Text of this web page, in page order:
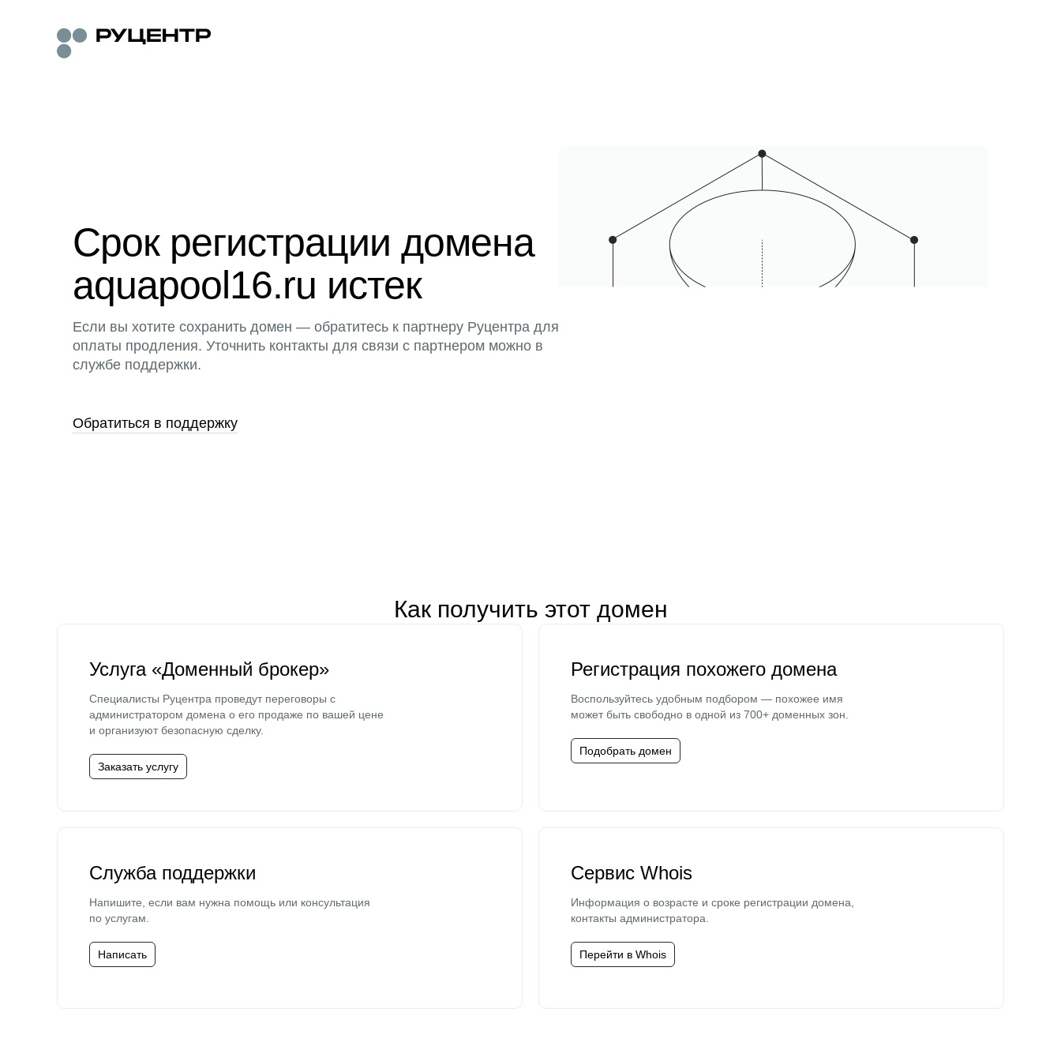
Срок регистрации домена
aquapool16.ru истек
Если вы хотите сохранить домен — обратитесь к партнеру Руцентра для
оплаты продления. Уточнить контакты для связи с партнером можно в
службе поддержки.
Обратиться в поддержку
Как получить этот домен
Услуга «Доменный брокер»
Специалисты Руцентра проведут переговоры с
администратором домена о его продаже по вашей цене
и организуют безопасную сделку.
Заказать услугу
Регистрация похожего домена
Воспользуйтесь удобным подбором — похожее имя
может быть свободно в одной из 700+ доменных зон.
Подобрать домен
Служба поддержки
Напишите, если вам нужна помощь или консультация
по услугам.
Написать
Сервис Whois
Информация о возрасте и сроке регистрации домена,
контакты администратора.
Перейти в Whois